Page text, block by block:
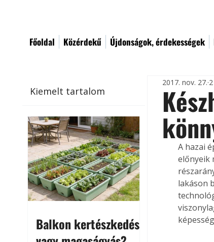
Főoldal Közérdekű Újdonságok, érdekességek
Kiemelt tartalom
Balkon kertészkedés
2017. nov. 27.
A hazai
előnyeik
lakáson